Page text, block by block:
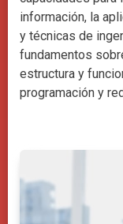
información, la
y técnicas de
fundamentos
estructura y
programación y